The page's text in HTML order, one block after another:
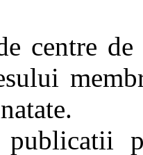
centre
publicatii